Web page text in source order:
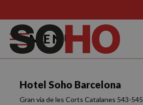
MENÜ
Hotel Soho Barcelona
Gran via de les Corts Catalanes 543-545